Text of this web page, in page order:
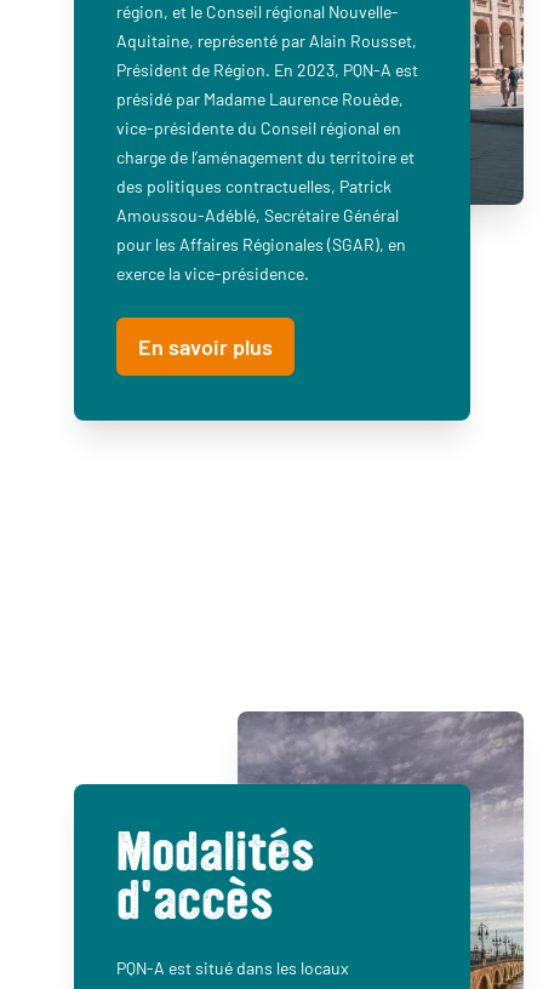
région, et le Conseil régional Nouvelle-
Aquitaine, représenté par Alain Rousset,
Président de Région. En 2023, PQN-A est
présidé par Madame Laurence Rouède,
vice-présidente du Conseil régional en
charge de l’aménagement du territoire et
des politiques contractuelles, Patrick
Amoussou-Adéblé, Secrétaire Général
pour les Affaires Régionales (SGAR), en
exerce la vice-présidence.
En savoir plus
Modalités
d'accès
PQN-A est situé dans les locaux